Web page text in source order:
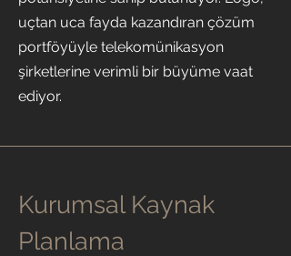
uçtan uca fayda kazandıran çözüm
portföyüyle telekomünikasyon
şirketlerine verimli bir büyüme vaat
ediyor.
Kurumsal Kaynak
Planlama